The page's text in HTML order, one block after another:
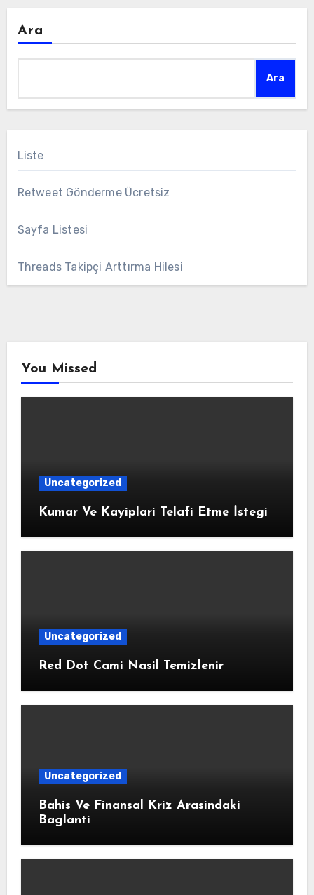
Ara
Ara
Liste
Retweet Gönderme Ücretsiz
Sayfa Listesi
Threads Takipçi Arttırma Hilesi
You Missed
Uncategorized
Kumar Ve Kayiplari Telafi Etme İstegi
Uncategorized
Red Dot Cami Nasil Temizlenir
Uncategorized
Bahis Ve Finansal Kriz Arasindaki
Baglanti